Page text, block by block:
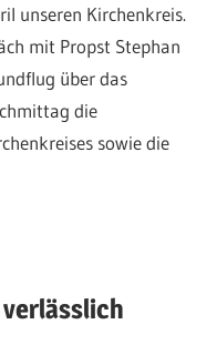
unseren Kirchenkreis.
mit Propst Stephan
über das
die
sowie die